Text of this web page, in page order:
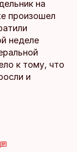
на
произошел
неделе
к тому, что
и